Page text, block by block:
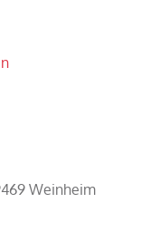
:
Weinheim